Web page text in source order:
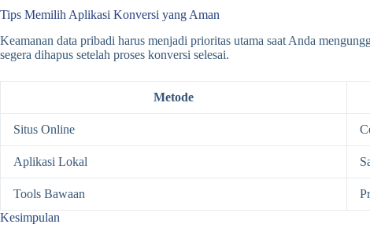
Tips Memilih Aplikasi Konversi yang Aman
Keamanan data pribadi harus menjadi prioritas utama saat Anda
segera dihapus setelah proses konversi selesai.
Metode
Situs Online
Aplikasi Lokal
Tools Bawaan
Kesimpulan